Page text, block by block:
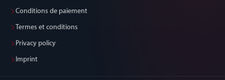
Conditions de paiement
Termes et conditions
Privacy policy
Imprint